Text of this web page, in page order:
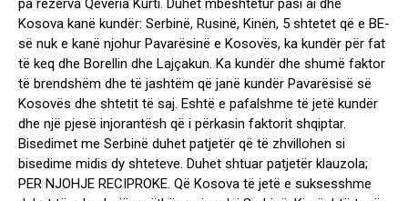
pa rezerva Qeveria Kurti. Duhet mbështetur pasi ai dhe
Kosova kanë kundër: Serbinë, Rusinë, Kinën, 5 shtetet që e BE-
së nuk e kanë njohur Pavarësinë e Kosovës, ka kundër për fat
të keq dhe Borellin dhe Lajçakun. Ka kundër dhe shumë faktor
të brendshëm dhe të jashtëm që janë kundër Pavarësisë së
Kosovës dhe shtetit të saj. Eshtë e pafalshme të jetë kundër
dhe një pjesë injorantësh që i përkasin faktorit shqiptar.
Bisedimet me Serbinë duhet patjetër që të zhvillohen si
bisedime midis dy shteteve. Duhet shtuar patjetër klauzola;
PER NJOHJE RECIPROKE. Që Kosova të jetë e suksesshme